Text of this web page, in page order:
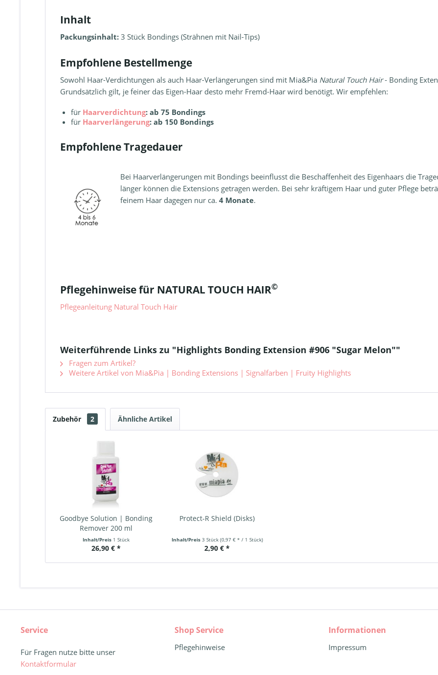
Inhalt
Packungsinhalt: 3 Stück Bondings (Strähnen mit Nail-Tips)
Empfohlene Bestellmenge
Sowohl Haar-Verdichtungen als auch Haar-Verlängerungen sind mit Mia&Pia Natural Touch Hair- Bonding
Grundsätzlich gilt, je feiner das Eigen-Haar desto mehr Fremd-Haar wird benötigt. Wir empfehlen:
für Haarverdichtung: ab 75 Bondings
für Haarverlängerung: ab 150 Bondings
Empfohlene Tragedauer
Bei Haarverlängerungen mit Bondings beeinflusst die Beschaffenheit des Eigenhaars die
länger können die Extensions getragen werden. Bei sehr kräftigem Haar und guter Pflege
feinem Haar dagegen nur ca. 4 Monate.
Pflegehinweise für NATURAL TOUCH HAIR©
Pflegeanleitung Natural Touch Hair
Weiterführende Links zu "Highlights Bonding Extension #906 "Sugar Melon""
Fragen zum Artikel?
Weitere Artikel von Mia&Pia | Bonding Extensions | Signalfarben | Fruity Highlights
Zubehör 2 Ähnliche Artikel
Goodbye Solution | Bonding
Remover 200 ml
Inhalt/Preis 1 Stück
26,90 € *
Protect-R Shield (Disks)
Inhalt/Preis 3 Stück (0,97 € * / 1 Stück)
2,90 € *
Service
Für Fragen nutze bitte unser
Kontaktformular
Shop Service
Pflegehinweise
Informationen
Impressum